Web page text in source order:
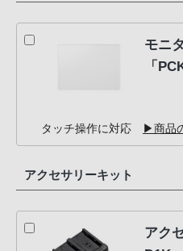
モニ
「
タッチ操作に対応 ▶商品
アクセサリーキット
アク